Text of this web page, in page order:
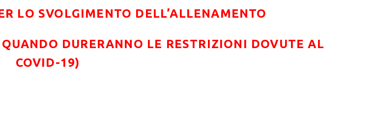
LO SVOLGIMENTO DELL’ALLENAMENTO
DURERANNO LE RESTRIZIONI DOVUTE AL
COVID-19)